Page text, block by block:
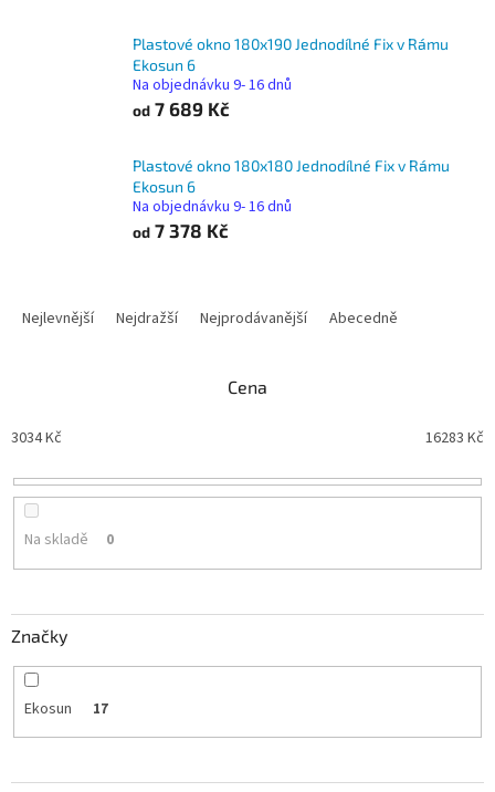
Plastové okno 180x190 Jednodílné Fix v Rámu
Ekosun 6
Na objednávku 9- 16 dnů
od 7 689 Kč
Plastové okno 180x180 Jednodílné Fix v Rámu
Ekosun 6
Na objednávku 9- 16 dnů
od 7 378 Kč
p
o
ů
Nejlevnější Nejdražší Nejprodávanější Abecedně
Cena
3034Kč 16283 Kč
Na skladě 0
Značky
Ekosun 17